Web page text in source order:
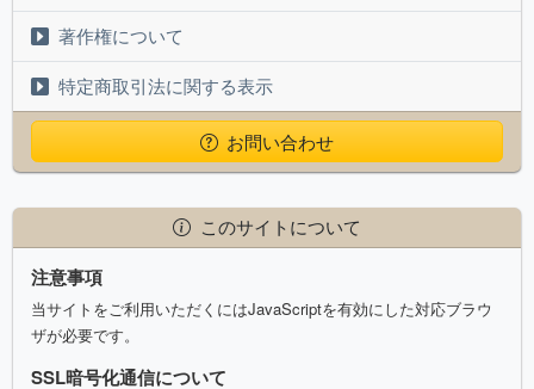
著作権について
特定商取引法に関する表示
お問い合わせ
このサイトについて
注意事項
当サイトをご利用いただくにはJavaScriptを有効にした対応ブラウ
ザが必要です。
SSL暗号化通信について